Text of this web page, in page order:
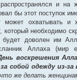
и
бы этот поступок
может охватывать и
который необходимо
будет доволен им
Аллаха (мир
воскрешения
собой одежду из-за
же делать